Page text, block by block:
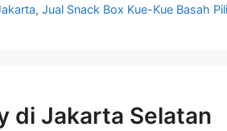
,Jual Snack Box Kue-Kue Basah
di Jakarta Selatan